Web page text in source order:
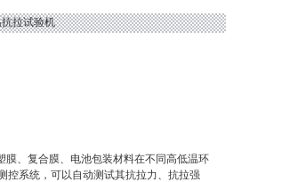
拉试验机
膜、复合膜、电池包装材料在不同高低温环
控系统，可以自动测试其抗拉力、抗拉强